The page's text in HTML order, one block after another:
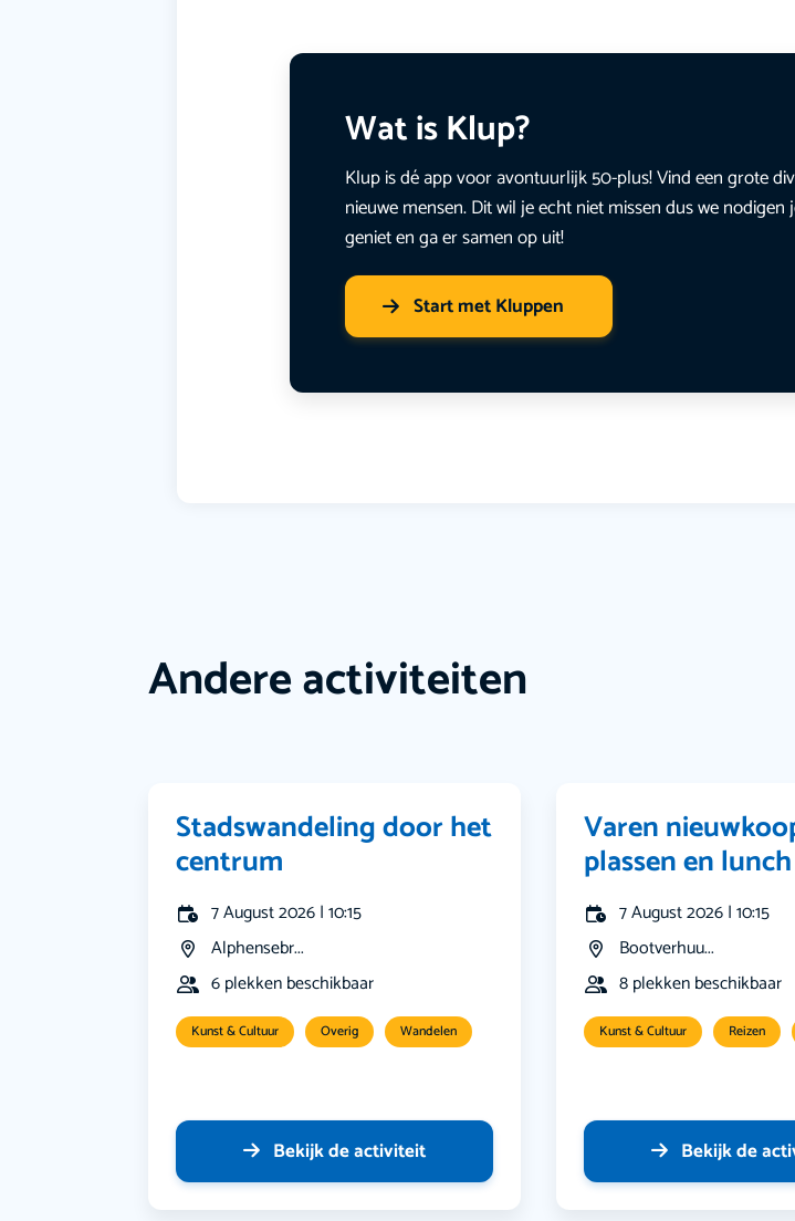
Wat is Klup?
Klup is dé app voor avontuurlijk 50-plus! Vind een grote
nieuwe mensen. Dit wil je echt niet missen dus we
geniet en ga er samen op uit!
Start met Kluppen
Andere activiteiten
Stadswandeling door het
centrum
7 August 2026 | 10:15
Alphensebr...
6 plekken beschikbaar
Kunst & Cultuur Overig Wandelen
Bekijk de activiteit
Varen
plassen en lunch
7 August 2026 | 10:15
Bootverhuu...
8 plekken beschikbaar
Kunst & Cultuur Reizen
Bekijk de